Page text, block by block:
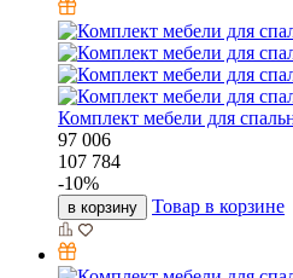
Комплект мебели для
97 006
107 784
-10%
в корзину Товар в корзине